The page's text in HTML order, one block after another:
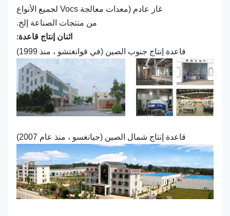
غاز عادم (معدات معالجة Vocs لجميع الأنواع
من منتجات الصناعة إلخ.
اثنان إنتاج قاعدة:
قاعدة إنتاج جنوب الصين (في قوانغتشو ، منذ 1999)
قاعدة إنتاج شمال الصين (جيانغسو ، منذ عام 2007)